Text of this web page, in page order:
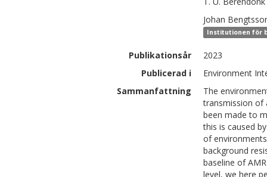
Johan
Institutionen för
Publikationsår
2023
Publicerad i
Environment
Sammanfattning
The
transmission of
been made to
this is caused
of
background
baseline of
level, we here